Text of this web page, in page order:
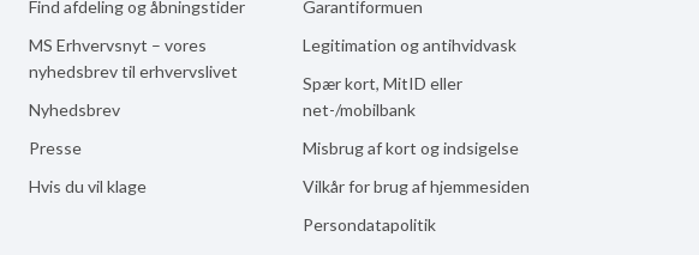
Find afdeling og åbningstider
MS Erhvervsnyt – vores
nyhedsbrev til erhvervslivet
Nyhedsbrev
Presse
Hvis du vil klage
Garantiformuen
Legitimation og antihvidvask
Spær kort, MitID eller
net-/mobilbank
Misbrug af kort og indsigelse
Vilkår for brug af hjemmesiden
Persondatapolitik